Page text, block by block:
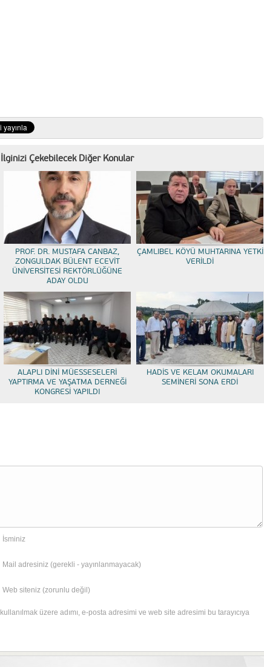
İlginizi Çekebilecek Diğer Konular
PROF. DR. MUSTAFA CANBAZ,
ZONGULDAK BÜLENT ECEVİT
ÜNİVERSİTESİ REKTÖRLÜĞÜNE
ADAY OLDU
ÇAMLIBEL KÖYÜ MUHTARINA YETKİ
VERİLDİ
ALAPLI DİNİ MÜESSESELERİ
YAPTIRMA VE YAŞATMA DERNEĞİ
KONGRESİ YAPILDI
HADİS VE KELAM OKUMALARI
SEMİNERİ SONA ERDİ
İsminiz
Mail adresiniz (gerekli - yayınlanmayacak)
Web siteniz (zorunlu değil)
üzere adımı, e-posta adresimi ve web site adresimi bu tarayıcıya